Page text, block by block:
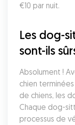
€10 par nuit.
Les dog-
sont-ils
Absolument !
chien
de chiens, les
Chaque dog-
processus de